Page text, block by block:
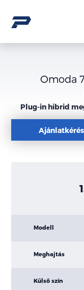
Omoda
Plug-in hibrid
Ajánlatkérés
Modell
Meghajtás
Külső szín